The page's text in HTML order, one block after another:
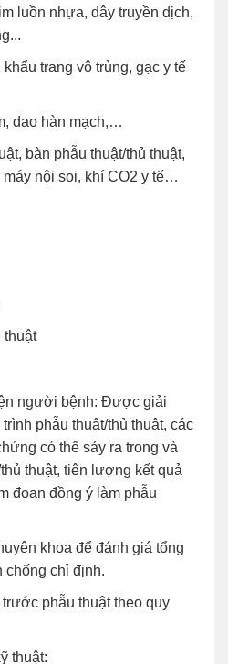
luồn nhựa, dây truyền dịch,
trang vô trùng, gạc y tế
dao hàn mạch,…
bàn phẫu thuật/thủ thuật,
máy nội soi, khí CO2 y tế…
thuật
người bệnh: Được giải
phẫu thuật/thủ thuật, các
có thể sảy ra trong và
thuật, tiên lượng kết quả
đoan đồng ý làm phẫu
khoa để đánh giá tổng
chống chỉ định.
phẫu thuật theo quy
thuật: